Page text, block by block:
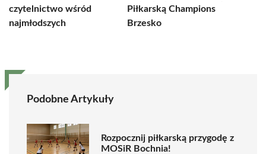
czytelnictwo wśród
najmłodszych
Piłkarską Champions
Brzesko
Podobne Artykuły
Rozpocznij piłkarską przygodę z
MOSiR Bochnia!